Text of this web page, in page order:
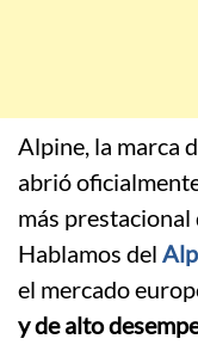
Alpine, la marca
abrió
más
Hablamos del
el mercado
y de alto